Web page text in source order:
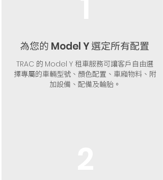
為您的 Model Y選定所有配置
TRAC 的 Model Y 租車服務可讓客戶自由選
擇專屬的車輛型號、顏色配置、車廂物料、附
加設備、配備及輪胎。